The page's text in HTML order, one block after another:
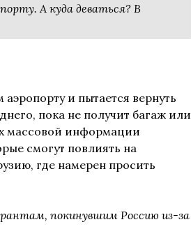
А куда деваться? В
и пытается вернуть
пока не получит багаж или
массовой информации
смогут повлиять на
где намерен просить
покинувшим Россию из-за